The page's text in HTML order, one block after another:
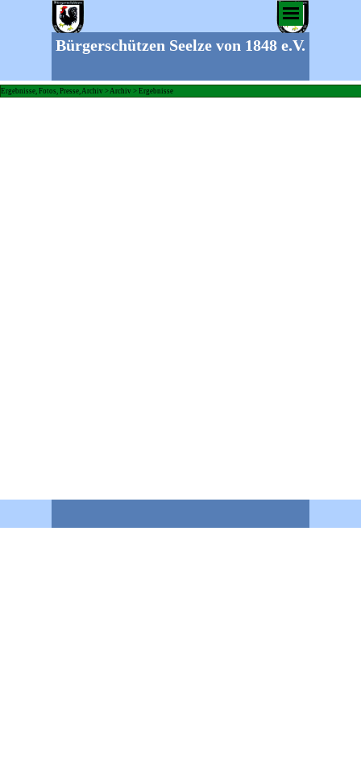
Bürgerschützen Seelze von 1848 e.V.
Ergebnisse, Fotos, Presse, Archiv > Archiv > Ergebnisse